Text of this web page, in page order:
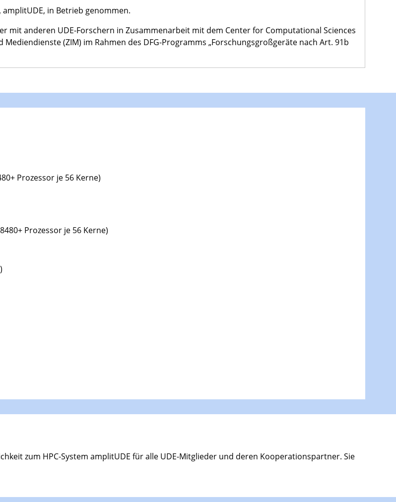
in Betrieb genommen.
mit anderen UDE-Forschern in Zusammenarbeit mit dem Center for Computational Sciences
(ZIM) im Rahmen des DFG-Programms „Forschungsgroßgeräte nach Art. 91b
Prozessor je 56 Kerne)
Prozessor je 56 Kerne)
zum HPC-System amplitUDE für alle UDE-Mitglieder und deren Kooperationspartner. Sie